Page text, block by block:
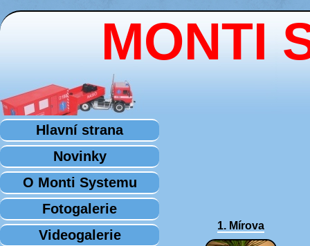
MONTI
Hlavní strana
Novinky
O Monti Systemu
Fotogalerie
Videogalerie
1. Mírova